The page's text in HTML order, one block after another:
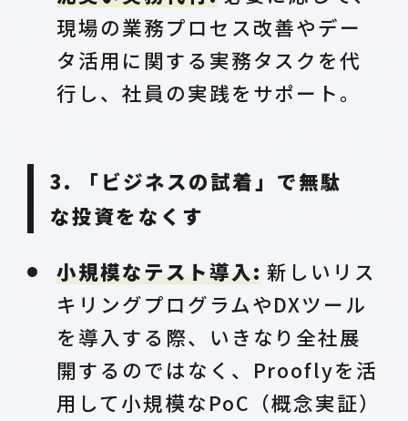
現場の業務プロセス改善やデー
タ活用に関する実務タスクを代
行し、社員の実践をサポート。
3. 「ビジネスの試着」で無駄
な投資をなくす
小規模なテスト導入: 新しいリス
キリングプログラムやDXツール
を導入する際、いきなり全社展
開するのではなく、Prooflyを活
用して小規模なPoC（概念実証）